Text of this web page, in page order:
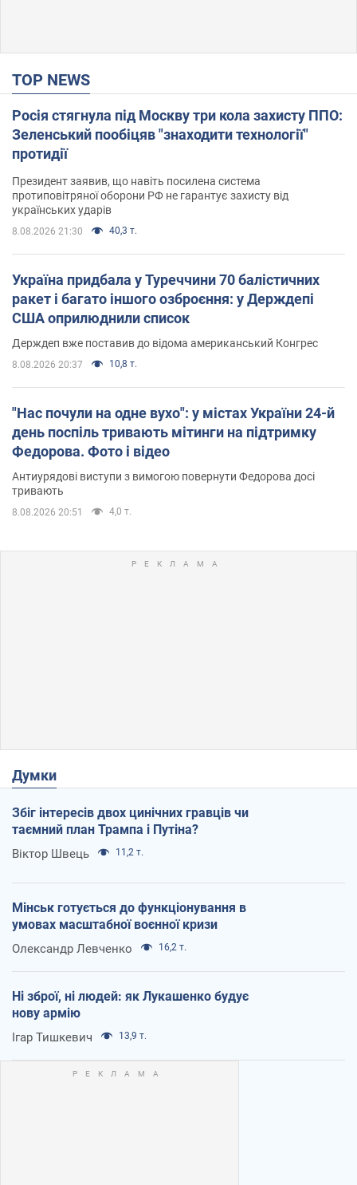
TOP NEWS
Росія стягнула під Москву три кола захисту ППО:
Зеленський пообіцяв "знаходити технології"
протидії
Президент заявив, що навіть посилена система
протиповітряної оборони РФ не гарантує захисту від
українських ударів
8.08.2026 21:30 40,3 т.
Україна придбала у Туреччини 70 балістичних
ракет і багато іншого озброєння: у Держдепі
США оприлюднили список
Держдеп вже поставив до відома американський Конгрес
8.08.2026 20:37 10,8 т.
"Нас почули на одне вухо": у містах України 24-й
день поспіль тривають мітинги на підтримку
Федорова. Фото і відео
Антиурядові виступи з вимогою повернути Федорова досі
тривають
8.08.2026 20:51 4,0 т.
Думки
Збіг інтересів двох цинічних гравців чи
таємний план Трампа і Путіна?
Віктор Швець 11,2 т.
Мінськ готується до функціонування в
умовах масштабної воєнної кризи
Олександр Левченко 16,2 т.
Ні зброї, ні людей: як Лукашенко будує
нову армію
Ігар Тишкевич 13,9 т.